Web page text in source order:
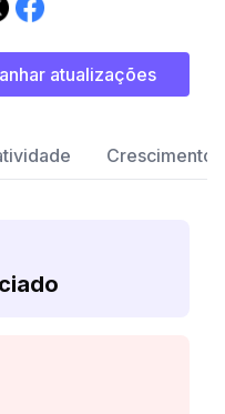
atualizações
Crescimento